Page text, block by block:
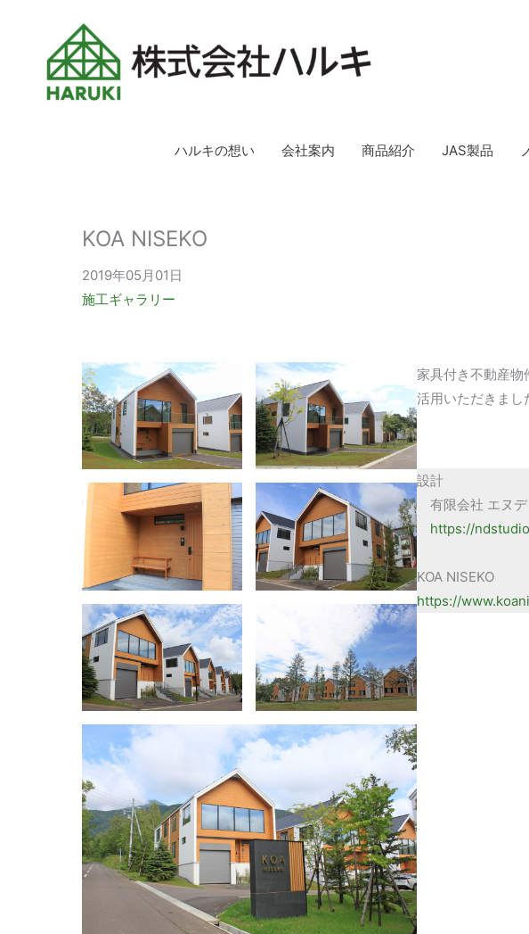
ハルキの想い 会社案内 商品紹介 JAS製品
KOA NISEKO
2019年05月01日
施工ギャラリー
家具付き不動産物
活用いただきまし
設計
有限会社 エヌデ
https://
KOA NISEKO
https://